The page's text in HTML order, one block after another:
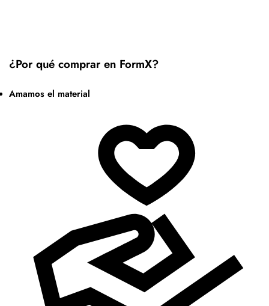
¿Por qué comprar en FormX?
Amamos el material